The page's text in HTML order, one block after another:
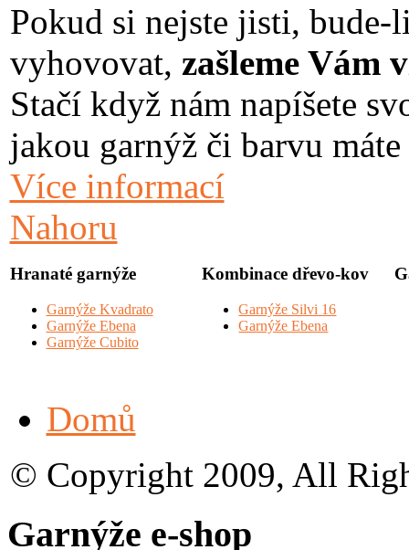
Pokud si nejste jisti,
vyhovovat, zašleme Vám
Stačí když nám napíšete
jakou garnýž či barvu
Více informací
Nahoru
Hranaté garnýže
Garnýže Kvadrato
Garnýže Ebena
Garnýže Cubito
Kombinace dřevo-kov
Garnýže Silvi 16
Garnýže Ebena
Domů
© Copyright 2009, All
Garnýže e-shop